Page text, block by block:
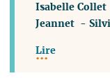
Isabelle Collet
Jeannet -
Lire